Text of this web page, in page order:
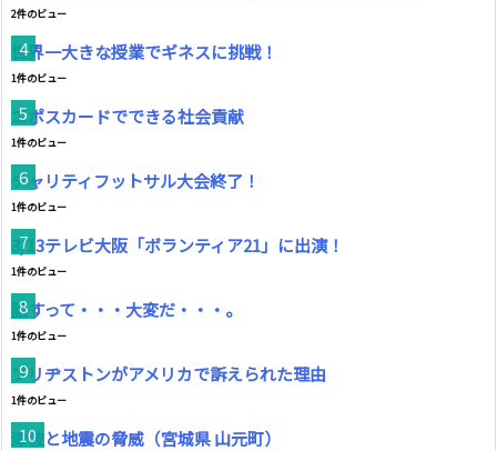
2件のビュー
世界一大きな授業でギネスに挑戦！
1件のビュー
エポスカードでできる社会貢献
1件のビュー
チャリティフットサル大会終了！
1件のビュー
3/13テレビ大阪「ボランティア21」に出演！
1件のビュー
話すって・・・大変だ・・・。
1件のビュー
ブリヂストンがアメリカで訴えられた理由
1件のビュー
津波と地震の脅威（宮城県 山元町）